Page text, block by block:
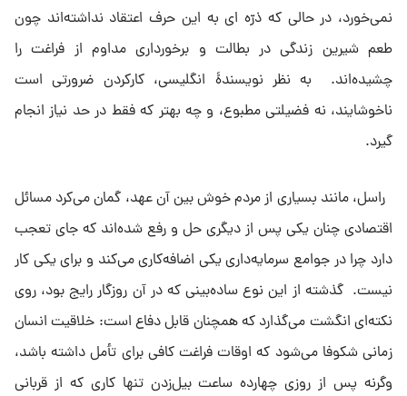
نمى‌خورد، در حالى که ذرّه اى به این حرف اعتقاد نداشته‌اند چون
طعم شیرین زندگى در بطالت و برخوردارى مداوم از فراغت را
چشیده‌اند. به نظر نویسندهٔ انگلیسى، کارکردن ضرورتى است
ناخوشایند، نه فضیلتى مطبوع، و چه بهتر که فقط در حد نیاز انجام
گیرد.
راسل، مانند بسیارى از مردم خوش بین آن عهد، گمان مى‌کرد مسائل
اقتصادى چنان یکى پس از دیگرى حل و رفع شده‌اند که جاى تعجب
دارد چرا در جوامع سرمایه‌دارى یکى اضافه‌کارى مى‌کند و براى یکى کار
نیست. گذشته از این نوع ساده‌بینى که در آن روزگار رایج بود، روى
نکته‌اى انگشت مى‌گذارد که همچنان قابل دفاع است: خلاقیت انسان
زمانى شکوفا مى‌شود که اوقات فراغت کافى براى تأمل داشته باشد،
وگرنه پس از روزى چهارده ساعت بیل‌زدن تنها کارى که از قربانى